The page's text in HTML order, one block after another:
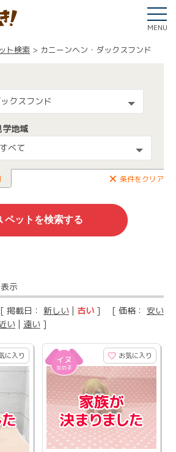
MENU
ト検索 カニーンヘン・ダックスフンド
クスフンド
学地域
すべて
条件をクリア
示
載日： 新しい | 古い ] [ 価格： 安い
い | 遠い ]
に入り お気に入り